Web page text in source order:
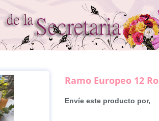
Ramo Europeo 12
Envíe este producto por,